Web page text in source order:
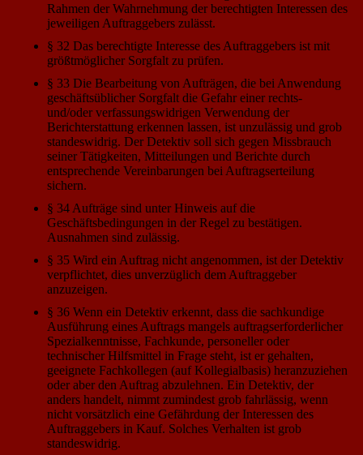
Rahmen der Wahrnehmung der berechtigten Interessen des
jeweiligen Auftraggebers zulässt.
§ 32 Das berechtigte Interesse des Auftraggebers ist mit
größtmöglicher Sorgfalt zu prüfen.
§ 33 Die Bearbeitung von Aufträgen, die bei Anwendung
geschäftsüblicher Sorgfalt die Gefahr einer rechts-
und/oder verfassungswidrigen Verwendung der
Berichterstattung erkennen lassen, ist unzulässig und grob
standeswidrig. Der Detektiv soll sich gegen Missbrauch
seiner Tätigkeiten, Mitteilungen und Berichte durch
entsprechende Vereinbarungen bei Auftragserteilung
sichern.
§ 34 Aufträge sind unter Hinweis auf die
Geschäftsbedingungen in der Regel zu bestätigen.
Ausnahmen sind zulässig.
§ 35 Wird ein Auftrag nicht angenommen, ist der Detektiv
verpflichtet, dies unverzüglich dem Auftraggeber
anzuzeigen.
§ 36 Wenn ein Detektiv erkennt, dass die sachkundige
Ausführung eines Auftrags mangels auftragserforderlicher
Spezialkenntnisse, Fachkunde, personeller oder
technischer Hilfsmittel in Frage steht, ist er gehalten,
geeignete Fachkollegen (auf Kollegialbasis) heranzuziehen
oder aber den Auftrag abzulehnen. Ein Detektiv, der
anders handelt, nimmt zumindest grob fahrlässig, wenn
nicht vorsätzlich eine Gefährdung der Interessen des
Auftraggebers in Kauf. Solches Verhalten ist grob
standeswidrig.